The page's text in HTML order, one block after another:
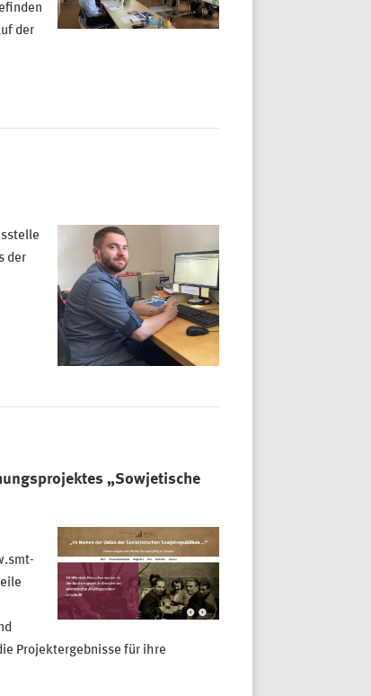
der
der
„Sowjetische
Projektergebnisse für ihre